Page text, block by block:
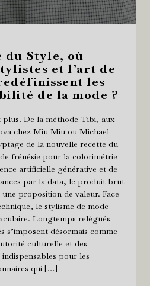
du Style, où
et l’art de
les
de la mode ?
De la méthode Tibi, aux
chez Miu Miu ou Michael
de la nouvelle recette du
frénésie pour la colorimétrie
artificielle générative et de
par la data, le produit brut
proposition de valeur. Face
le stylisme de mode
Longtemps relégués
s’imposent désormais comme
culturelle et des
pour les
qui […]